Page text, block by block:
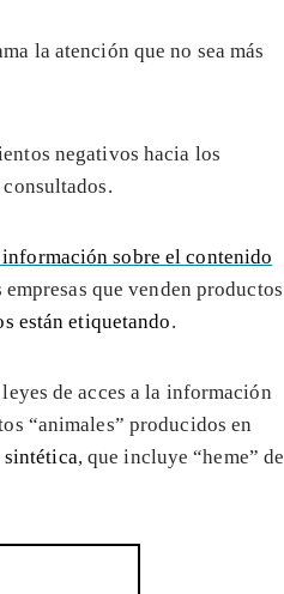
la atención que no sea más
negativos hacia los
consultados.
sobre el contenido
que venden productos
están etiquetando.
de acces a la información
“animales” producidos en
sintética, que incluye “heme” de